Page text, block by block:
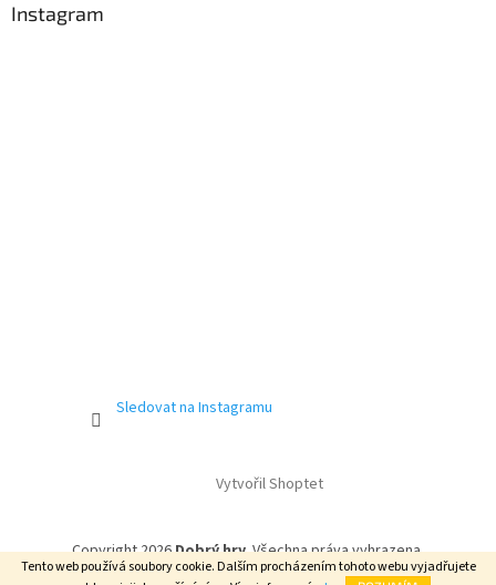
Tento web používá soubory cookie. Dalším procházením tohoto webu vyjadřujete
Instagram
Sledovat na Instagramu
Vytvořil Shoptet
Copyright 2026Dobrý hry. Všechna práva vyhrazena.